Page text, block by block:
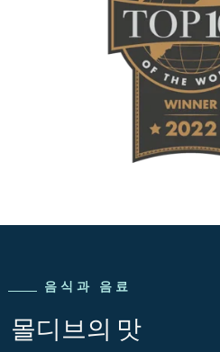
음식과 음료
몰디브의 맛